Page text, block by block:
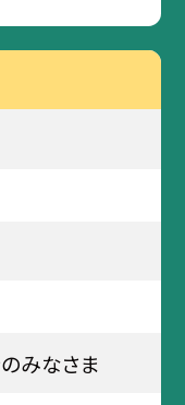
みなさま